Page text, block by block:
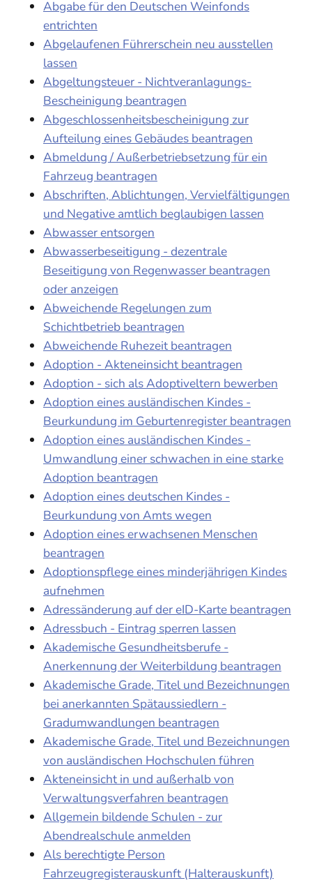
Abgabe für den Deutschen Weinfonds
entrichten
Abgelaufenen Führerschein neu ausstellen
lassen
Abgeltungsteuer - Nichtveranlagungs-
Bescheinigung beantragen
Abgeschlossenheitsbescheinigung zur
Aufteilung eines Gebäudes beantragen
Abmeldung / Außerbetriebsetzung für ein
Fahrzeug beantragen
Abschriften, Ablichtungen, Vervielfältigungen
und Negative amtlich beglaubigen lassen
Abwasser entsorgen
Abwasserbeseitigung - dezentrale
Beseitigung von Regenwasser beantragen
oder anzeigen
Abweichende Regelungen zum
Schichtbetrieb beantragen
Abweichende Ruhezeit beantragen
Adoption - Akteneinsicht beantragen
Adoption - sich als Adoptiveltern bewerben
Adoption eines ausländischen Kindes -
Beurkundung im Geburtenregister beantragen
Adoption eines ausländischen Kindes -
Umwandlung einer schwachen in eine starke
Adoption beantragen
Adoption eines deutschen Kindes -
Beurkundung von Amts wegen
Adoption eines erwachsenen Menschen
beantragen
Adoptionspflege eines minderjährigen Kindes
aufnehmen
Adressänderung auf der eID-Karte beantragen
Adressbuch - Eintrag sperren lassen
Akademische Gesundheitsberufe -
Anerkennung der Weiterbildung beantragen
Akademische Grade, Titel und Bezeichnungen
bei anerkannten Spätaussiedlern -
Gradumwandlungen beantragen
Akademische Grade, Titel und Bezeichnungen
von ausländischen Hochschulen führen
Akteneinsicht in und außerhalb von
Verwaltungsverfahren beantragen
Allgemein bildende Schulen - zur
Abendrealschule anmelden
Als berechtigte Person
Fahrzeugregisterauskunft (Halterauskunft)